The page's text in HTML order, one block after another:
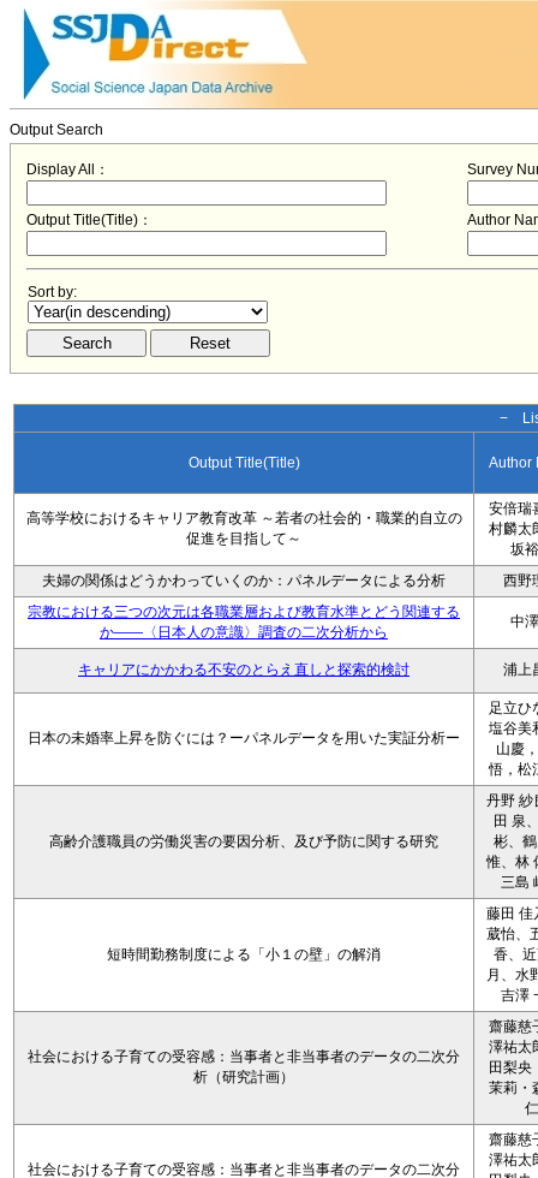
Output Search
Display All： Survey
Output Title(Title)： Author
Sort by:
−
Output Title(Title) Author
高等学校におけるキャリア教育改革 ～若者の社会的・職業的自立の
促進を目指して～
安倍瑞
村麟太
坂
夫婦の関係はどうかわっていくのか：パネルデータによる分析
西野
宗教における三つの次元は各職業層および教育水準とどう関連する
か――〈日本人の意識〉調査の二次分析から
中
キャリアにかかわる不安のとらえ直しと探索的検討 浦上
日本の未婚率上昇を防ぐには？ーパネルデータを用いた実証分析ー
足立ひ
塩谷美
山慶
悟，松
高齢介護職員の労働災害の要因分析、及び予防に関する研究
丹野 紗
田 泉
彬、
惟、林
三島
短時間勤務制度による「小１の壁」の解消
藤田 佳
葳怡、
香、
月、水
吉澤
社会における子育ての受容感：当事者と非当事者のデータの二次分
析（研究計画）
齋藤慈
澤祐太
田梨央
茉莉・
仁
社会における子育ての受容感：当事者と非当事者のデータの二次分
齋藤慈
澤祐太